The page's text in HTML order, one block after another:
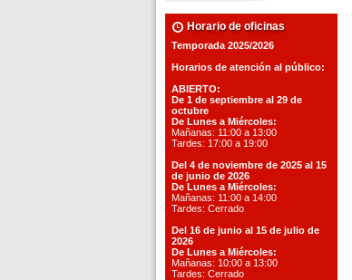
Horario de oficinas
Temporada 2025/2026
Horarios de atención al público:
ABIERTO:
De 1 de septiembre al 29 de
octubre
De Lunes a Miércoles:
Mañanas: 11:00 a 13:00
Tardes: 17:00 a 19:00
Del 4 de noviembre de 2025 al 15
de junio de 2026
De Lunes a Miércoles:
Mañanas: 11:00 a 14:00
Tardes: Cerrado
Del 16 de junio al 15 de julio de
2026
De Lunes a Miércoles:
Mañanas: 10:00 a 13:00
Tardes: Cerrado